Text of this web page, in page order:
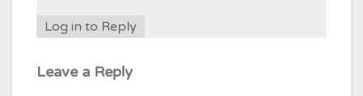
Log in to Reply
Leave a Reply